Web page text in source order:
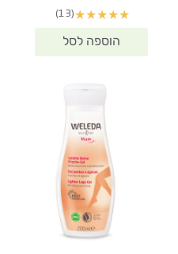
₪136.10.
★
★
★
★
★
(13)